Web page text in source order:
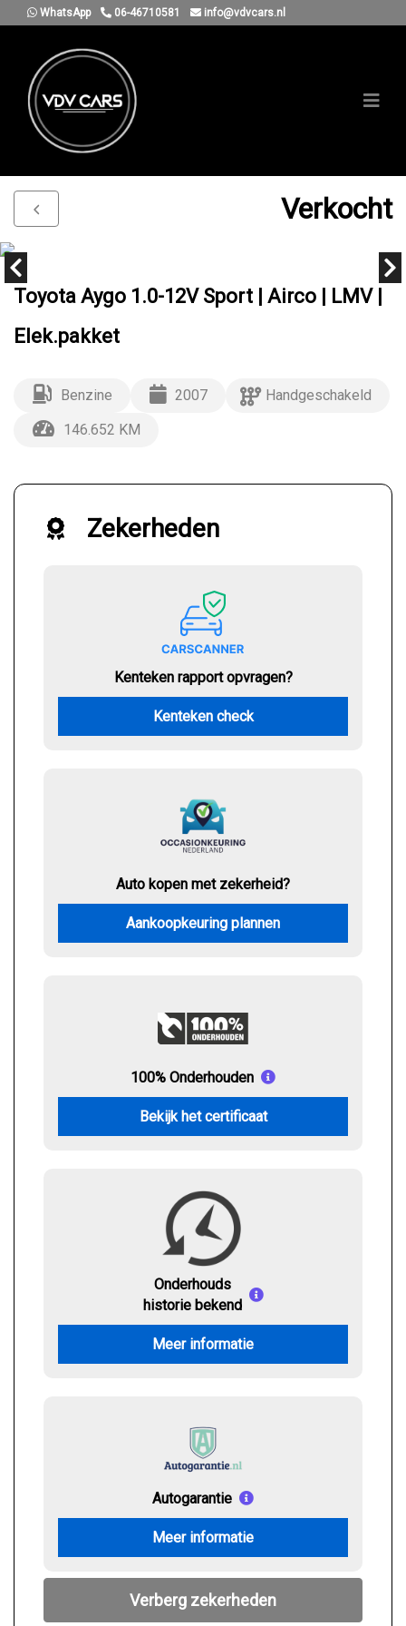
WhatsApp 06-46710581 info@vdvcars.nl
Verkocht
Toyota Aygo 1.0-12V Sport | Airco | LMV |
Elek.pakket
Benzine 2007
Handgeschakeld
146.652 KM
Zekerheden
Kenteken rapport opvragen?
Kenteken check
Auto kopen met zekerheid?
Aankoopkeuring plannen
100% Onderhouden
Bekijk het certificaat
Onderhouds
historie bekend
Meer informatie
Autogarantie
Meer informatie
Verberg zekerheden